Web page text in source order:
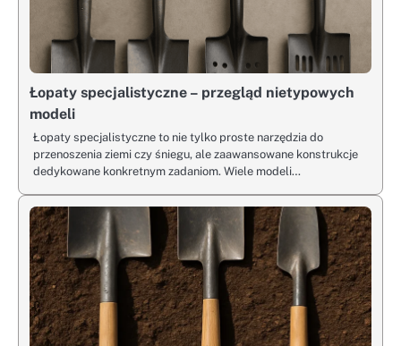
Łopaty specjalistyczne – przegląd nietypowych
modeli
Łopaty specjalistyczne to nie tylko proste narzędzia do
przenoszenia ziemi czy śniegu, ale zaawansowane konstrukcje
dedykowane konkretnym zadaniom. Wiele modeli…